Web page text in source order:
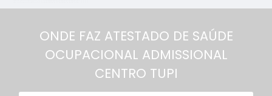
ONDE FAZ ATESTADO DE SAÚDE
OCUPACIONAL ADMISSIONAL
CENTRO TUPI